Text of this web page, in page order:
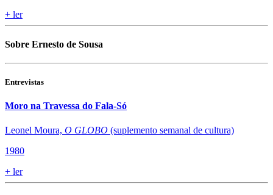
+ ler
Sobre Ernesto de Sousa
Entrevistas
Moro na Travessa do Fala-Só
Leonel Moura, O GLOBO (suplemento semanal de cultura)
1980
+ ler